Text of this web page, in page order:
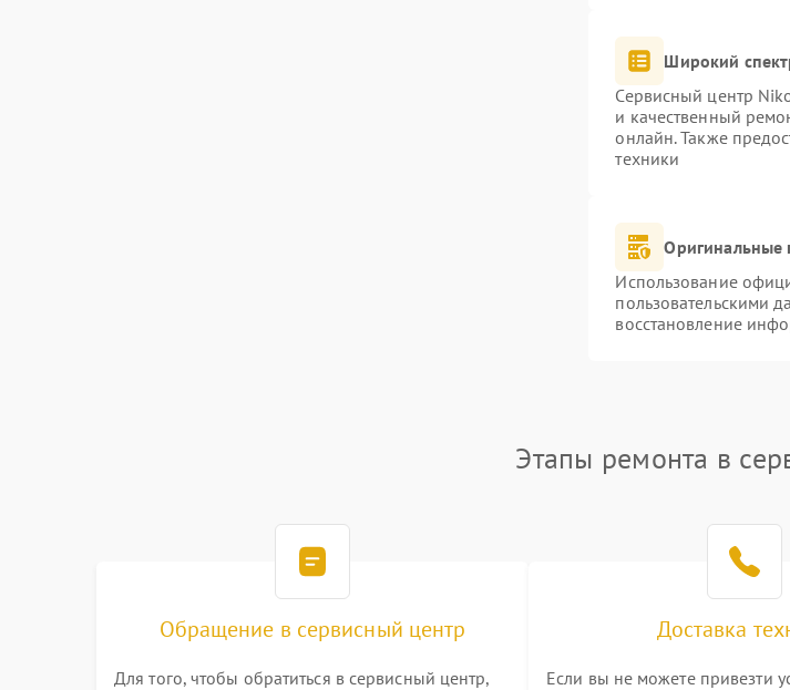
Широкий
Сервисный центр
и качественный
онлайн. Также
техники
Оригинальные
Использование
пользовательскими
восстановление
Этапы ремонта в
Обращение в сервисный центр
Для того, чтобы обратиться в сервисный центр,
Доставка
Если вы не можете привезти